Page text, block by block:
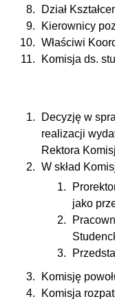
Dział
Kierownicy
Właściwi
Komisja ds.
Decyzję w
realizacji
Rektora
W skład
jako
Komisję
Komisja